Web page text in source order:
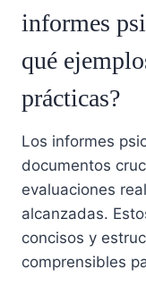
informes
qué
prácticas?
Los informes
documentos
evaluaciones
alcanzadas.
concisos y
comprensibles